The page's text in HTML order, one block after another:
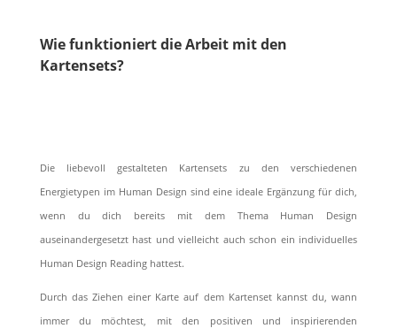
Wie funktioniert die Arbeit mit den
Kartensets?
Die liebevoll gestalteten Kartensets zu den verschiedenen
Energietypen im Human Design sind eine ideale Ergänzung für dich,
wenn du dich bereits mit dem Thema Human Design
auseinandergesetzt hast und vielleicht auch schon ein individuelles
Human Design Reading hattest.
Durch das Ziehen einer Karte auf dem Kartenset kannst du, wann
immer du möchtest, mit den positiven und inspirierenden